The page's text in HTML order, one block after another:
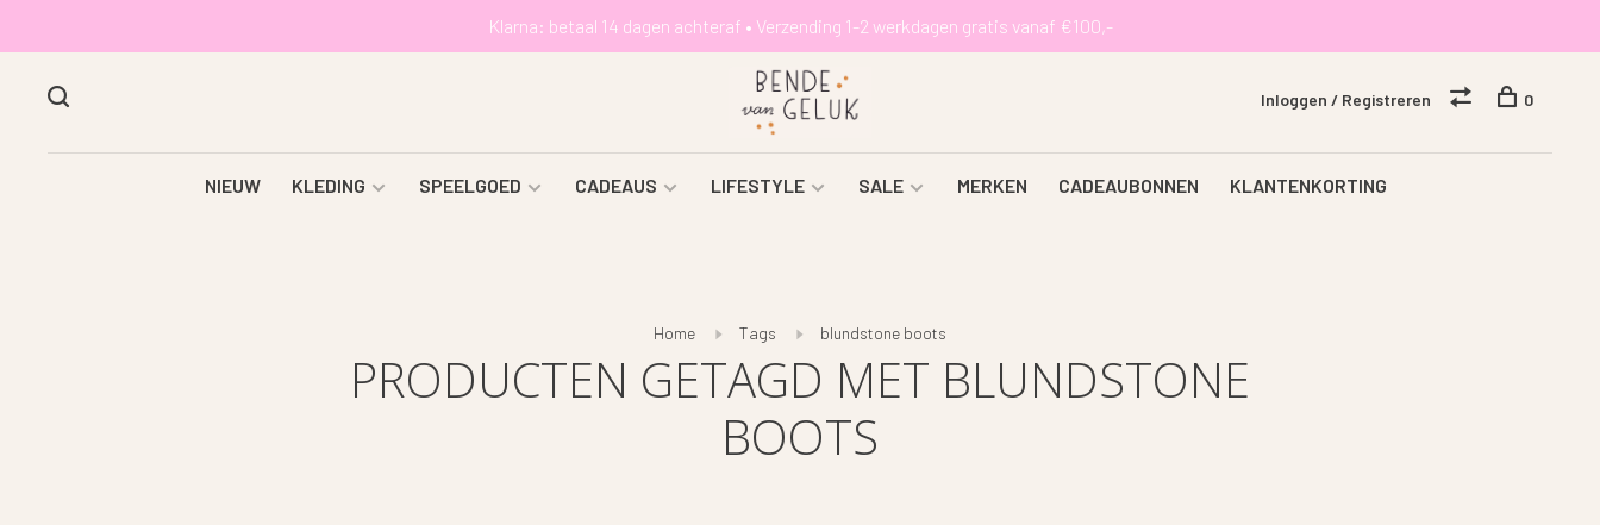
Klarna: betaal 14 dagen achteraf • Verzending 1-2 werkdagen gratis vanaf €100,-
NIEUW KLEDING SPEELGOED CADEAUS LIFESTYLE SALE MERKEN CADEAUBONNEN KLANTENKORTING
Inloggen / Registreren 0
Home Tags blundstone boots
PRODUCTEN GETAGD MET BLUNDSTONE
BOOTS